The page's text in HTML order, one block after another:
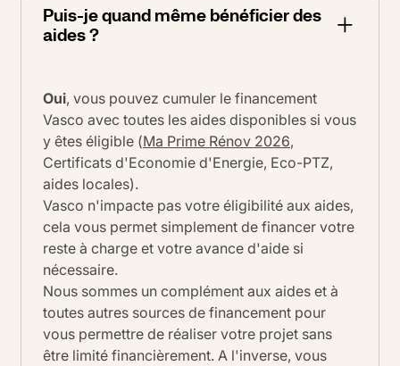
Puis-je quand même bénéficier des
aides ?
Oui, vous pouvez cumuler le financement
Vasco avec toutes les aides disponibles si vous
y êtes éligible (Ma Prime Rénov 2026,
Certificats d'Economie d'Energie, Eco-PTZ,
aides locales).
Vasco n'impacte pas votre éligibilité aux aides,
cela vous permet simplement de financer votre
reste à charge et votre avance d'aide si
nécessaire.
Nous sommes un complément aux aides et à
toutes autres sources de financement pour
vous permettre de réaliser votre projet sans
être limité financièrement. A l'inverse, vous